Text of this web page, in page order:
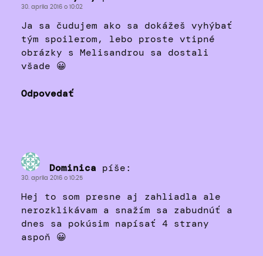
30. apríla 2016 o 10:02
Ja sa čudujem ako sa dokážeš vyhýbať
tým spoilerom, lebo proste vtipné
obrázky s Melisandrou sa dostali
všade 😀
Odpovedať
Dominica píše:
30. apríla 2016 o 10:25
Hej to som presne aj zahliadla ale
nerozklikávam a snažím sa zabudnúť a
dnes sa pokúsim napísať 4 strany
aspoň 😀